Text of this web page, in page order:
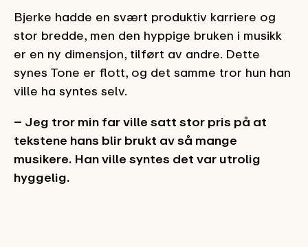
Bjerke hadde en svært produktiv karriere og
stor bredde, men den hyppige bruken i musikk
er en ny dimensjon, tilført av andre. Dette
synes Tone er flott, og det samme tror hun han
ville ha syntes selv.
– Jeg tror min far ville satt stor pris på at
tekstene hans blir brukt av så mange
musikere. Han ville syntes det var utrolig
hyggelig.